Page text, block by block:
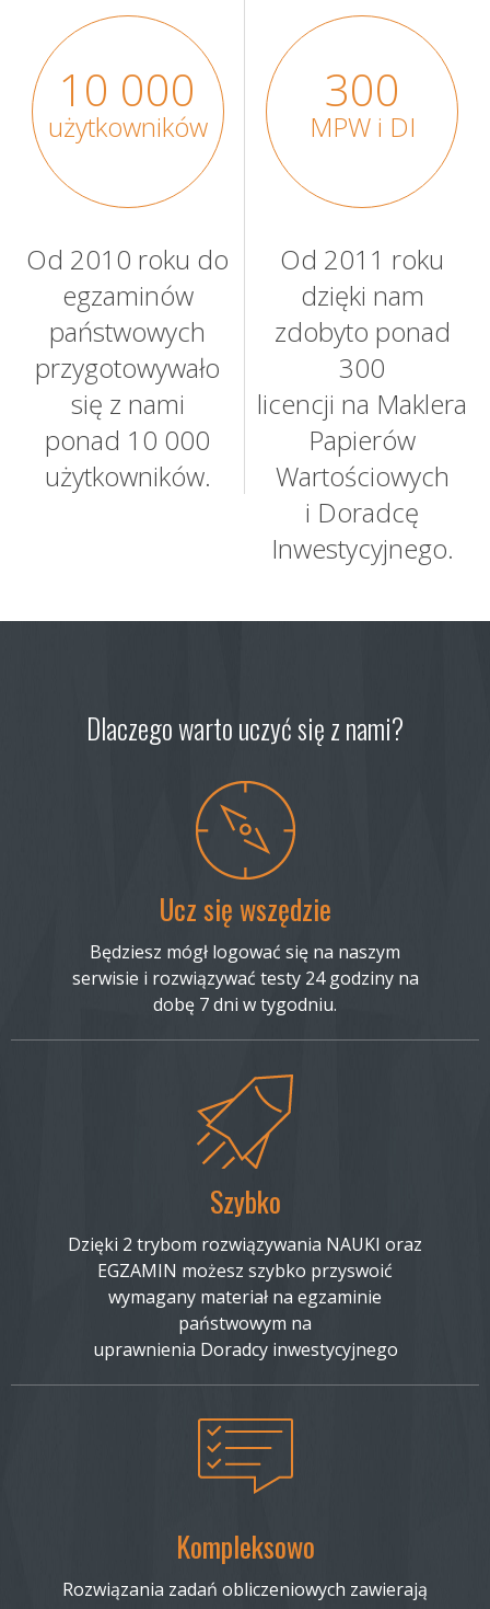
10 000
użytkowników
Od 2010 roku do
egzaminów
państwowych
przygotowywało
się z nami
ponad 10 000
użytkowników.
300
MPW i DI
Od 2011 roku
dzięki nam
zdobyto ponad
300
licencji na Maklera
Papierów
Wartościowych
i Doradcę
Inwestycyjnego.
Dlaczego warto uczyć się z nami?
Ucz się wszędzie
Będziesz mógł logować się na naszym
serwisie i rozwiązywać testy 24 godziny na
dobę 7 dni w tygodniu.
Szybko
Dzięki 2 trybom rozwiązywania NAUKI oraz
EGZAMIN możesz szybko przyswoić
wymagany materiał na egzaminie
państwowym na
uprawnienia Doradcy inwestycyjnego
Kompleksowo
Rozwiązania zadań obliczeniowych zawierają